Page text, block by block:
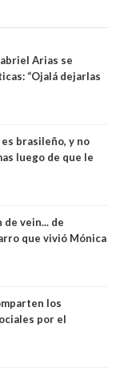
Arias se
“Ojalá dejarlas
brasileño, y no
luego de que le
a Argentina. Ver
vein... de
que vivió Mónica
los
por el
Ver Video